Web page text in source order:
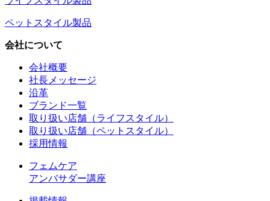
ペットスタイル製品
会社について
会社概要
社長メッセージ
沿革
ブランド一覧
取り扱い店舗（ライフスタイル）
取り扱い店舗（ペットスタイル）
採用情報
フェムケア
アンバサダー講座